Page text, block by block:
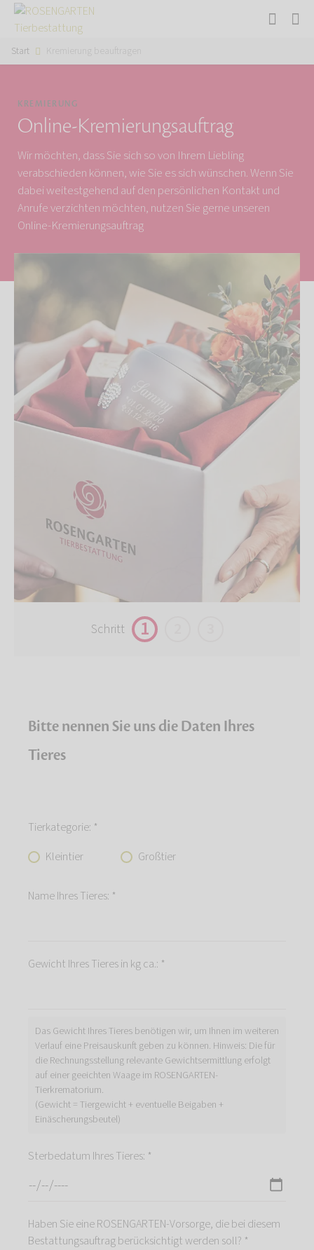
Start Kremierung beauftragen
KREMIERUNG
Online-Kremierungsauftrag
Wir möchten, dass Sie sich so von Ihrem Liebling
verabschieden können, wie Sie es sich wünschen. Wenn Sie
dabei weitestgehend auf den persönlichen Kontakt und
Anrufe verzichten möchten, nutzen Sie gerne unseren
Online-Kremierungsauftrag
Schritt 1
Bitte nennen Sie uns die Daten Ihres
Tieres
Tierkategorie: *
Kleintier
Großtier
Name Ihres Tieres: *
Gewicht Ihres Tieres in kg ca.: *
Das Gewicht Ihres Tieres benötigen wir, um Ihnen im weiteren
Verlauf eine Preisauskunft geben zu können. Hinweis: Die für
die Rechnungsstellung relevante Gewichtsermittlung erfolgt
auf einer geeichten Waage im ROSENGARTEN-
Tierkrematorium.
(Gewicht = Tiergewicht + eventuelle Beigaben +
Einäscherungsbeutel)
Sterbedatum Ihres Tieres: *
Haben Sie eine ROSENGARTEN-Vorsorge, die bei diesem
Bestattungsauftrag berücksichtigt werden soll? *